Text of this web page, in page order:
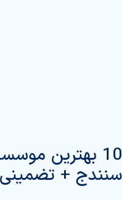
10 بهترین
سنندج + تضمینی